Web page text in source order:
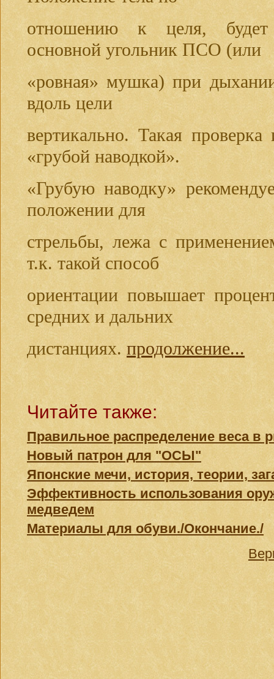
отношению к целя,
основной угольник ПСО (или
«ровная» мушка) при
вдоль цели
вертикально. Такая проверка
«грубой наводкой».
«Грубую наводку»
положении для
стрельбы, лежа с
т.к. такой способ
ориентации повышает
средних и дальних
дистанциях. продолжение...
Читайте также:
Правильное распределение веса в
Новый патрон для "ОСЫ"
Японские мечи, история, теории,
Эффективность использования
медведем
Материалы для обуви./Окончание./